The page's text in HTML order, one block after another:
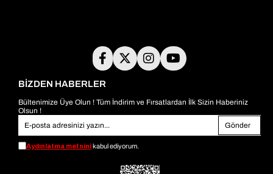
BİZDEN HABERLER
Bültenimize Üye Olun ! Tüm İndirim ve Fırsatlardan İlk Sizin Haberiniz
Olsun !
Gönder
Aydınlatma metninikabul ediyorum.